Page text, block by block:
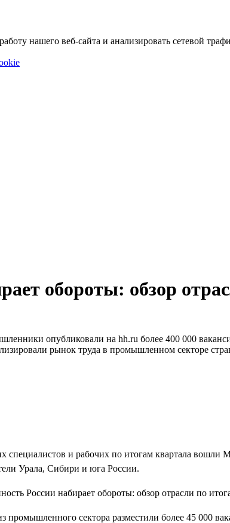
нашего веб-сайта и анализировать сетевой
обороты: обзор
опубликовали на hh.ru более 400 000
рынок труда в промышленном секторе
и рабочих по итогам квартала вошли
Урала, Сибири и юга России.
сектора разместили более 45 000